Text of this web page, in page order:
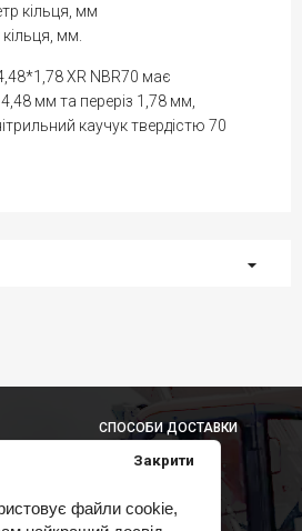
файли cookie,
Закрити
кільця, мм
кільця, мм.
XR NBR70 має
мм та переріз 1,78 мм,
каучук твердістю 70
СПОСОБИ ДОСТАВКИ